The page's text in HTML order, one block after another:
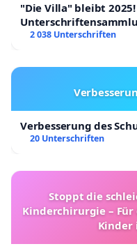
"Die Villa" bleibt 2025!
2 038 Unterschriften
Verbesserung des
20 Unterschriften
Stoppt die
Kinderchirurgie –
Kinder